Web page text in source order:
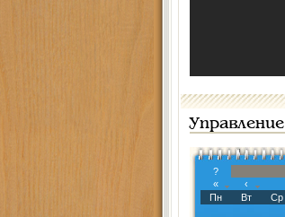
Управление
?
«
‹
Пн
Вт Ср